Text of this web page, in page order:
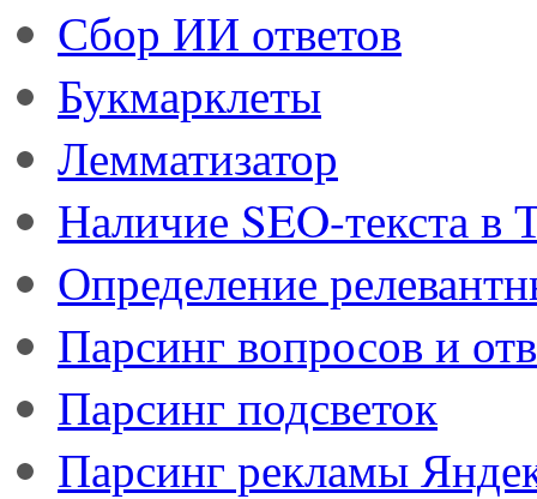
Сбор ИИ ответов
Букмарклеты
Лемматизатор
Наличие SEO-текста
Определение
Парсинг вопросов и
Парсинг подсветок
Парсинг рекламы